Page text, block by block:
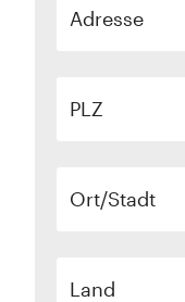
Adresse
PLZ
Ort/Stadt
Land